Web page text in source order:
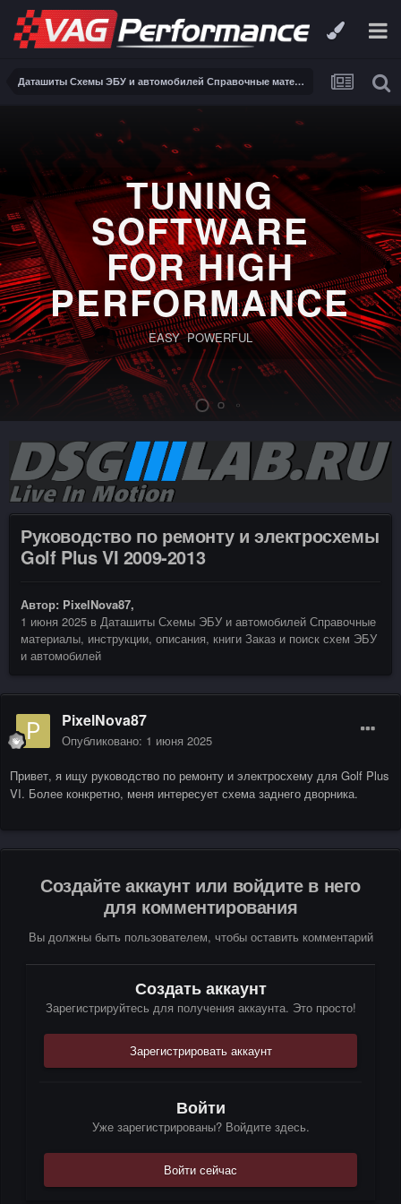
Даташиты Схемы ЭБУ и автомобилей Справочные материалы, инструкции, описания, книги Заказ и поиск схем ЭБУ и автомобилей
TUNING
SOFTWARE
FOR HIGH
PERFORMANCE
EASY POWERFUL
Руководство по ремонту и электросхемы
Golf Plus VI 2009-2013
Автор: PixelNova87,
1 июня 2025 в Даташиты Схемы ЭБУ и автомобилей Справочные
материалы, инструкции, описания, книги Заказ и поиск схем ЭБУ
и автомобилей
PixelNova87
Опубликовано: 1 июня 2025
Привет, я ищу руководство по ремонту и электросхему для Golf Plus
VI. Более конкретно, меня интересует схема заднего дворника.
Создайте аккаунт или войдите в него
для комментирования
Вы должны быть пользователем, чтобы оставить комментарий
Создать аккаунт
Зарегистрируйтесь для получения аккаунта. Это просто!
Зарегистрировать аккаунт
Войти
Уже зарегистрированы? Войдите здесь.
Войти сейчас